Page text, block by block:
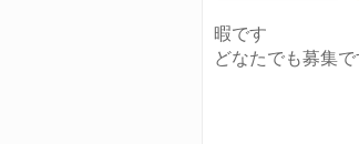
暇です
どなたでも募集で